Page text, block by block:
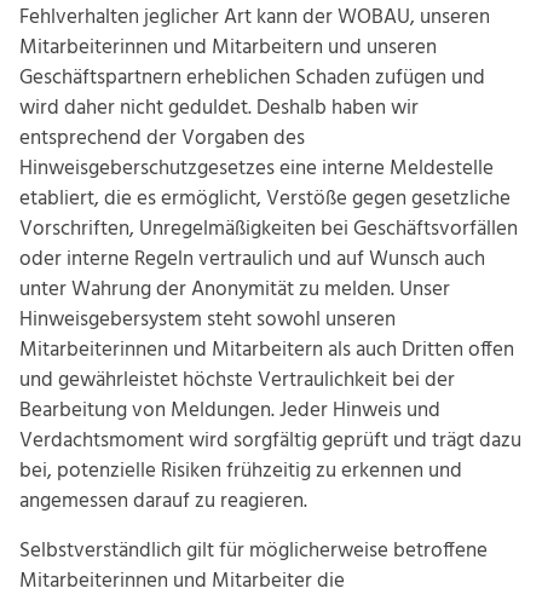
Fehlverhalten jeglicher Art kann der WOBAU, unseren
Mitarbeiterinnen und Mitarbeitern und unseren
Geschäftspartnern erheblichen Schaden zufügen und
wird daher nicht geduldet. Deshalb haben wir
entsprechend der Vorgaben des
Hinweisgeberschutzgesetzes eine interne Meldestelle
etabliert, die es ermöglicht, Verstöße gegen gesetzliche
Vorschriften, Unregelmäßigkeiten bei Geschäftsvorfällen
oder interne Regeln vertraulich und auf Wunsch auch
unter Wahrung der Anonymität zu melden. Unser
Hinweisgebersystem steht sowohl unseren
Mitarbeiterinnen und Mitarbeitern als auch Dritten offen
und gewährleistet höchste Vertraulichkeit bei der
Bearbeitung von Meldungen. Jeder Hinweis und
Verdachtsmoment wird sorgfältig geprüft und trägt dazu
bei, potenzielle Risiken frühzeitig zu erkennen und
angemessen darauf zu reagieren.
Selbstverständlich gilt für möglicherweise betroffene
Mitarbeiterinnen und Mitarbeiter die